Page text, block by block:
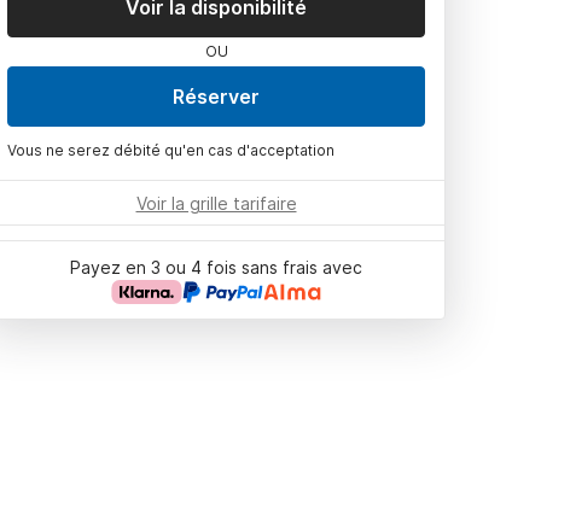
Voir la disponibilité
OU
Réserver
Vous ne serez débité qu'en cas d'acceptation
Voir la grille tarifaire
Payez en 3 ou 4 fois sans frais avec